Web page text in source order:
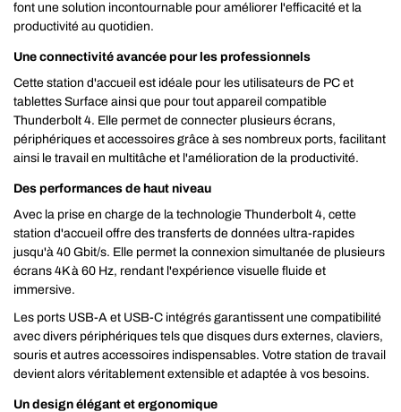
font une solution incontournable pour améliorer l'efficacité et la
productivité au quotidien.
Une connectivité avancée pour les professionnels
Cette station d'accueil est idéale pour les utilisateurs de PC et
tablettes Surface ainsi que pour tout appareil compatible
Thunderbolt 4. Elle permet de connecter plusieurs écrans,
périphériques et accessoires grâce à ses nombreux ports, facilitant
ainsi le travail en multitâche et l'amélioration de la productivité.
Des performances de haut niveau
Avec la prise en charge de la technologie Thunderbolt 4, cette
station d'accueil offre des transferts de données ultra-rapides
jusqu'à 40 Gbit/s. Elle permet la connexion simultanée de plusieurs
écrans 4K à 60 Hz, rendant l'expérience visuelle fluide et
immersive.
Les ports USB-A et USB-C intégrés garantissent une compatibilité
avec divers périphériques tels que disques durs externes, claviers,
souris et autres accessoires indispensables. Votre station de travail
devient alors véritablement extensible et adaptée à vos besoins.
Un design élégant et ergonomique